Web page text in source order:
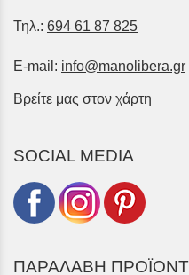
Τηλ.: 694 61 87 825
E-mail: info@manolibera.gr
Βρείτε μας στον χάρτη
SOCIAL MEDIA
ΠΑΡΑΛΑΒΗ